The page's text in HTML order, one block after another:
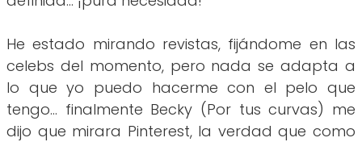
He estado mirando revistas, fijándome en las
celebs del momento, pero nada se adapta a
lo que yo puedo hacerme con el pelo que
tengo... finalmente Becky (Por tus curvas) me
dijo que mirara Pinterest, la verdad que como